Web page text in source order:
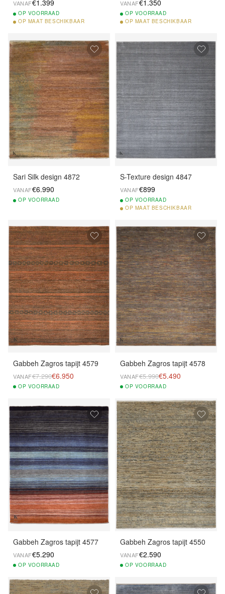
VANAF€1.399
OP VOORRAAD
OP MAAT BESCHIKBAAR
VANAF€1.350
OP VOORRAAD
OP MAAT BESCHIKBAAR
Sari Silk design 4872
VANAF€6.990
OP VOORRAAD
S-Texture design 4847
VANAF€899
OP VOORRAAD
OP MAAT BESCHIKBAAR
Gabbeh Zagros tapijt 4579
VANAF€7.290€6.950
OP VOORRAAD
Gabbeh Zagros tapijt 4578
VANAF€5.990€5.490
OP VOORRAAD
Gabbeh Zagros tapijt 4577
VANAF€5.290
OP VOORRAAD
Gabbeh Zagros tapijt 4550
VANAF€2.590
OP VOORRAAD